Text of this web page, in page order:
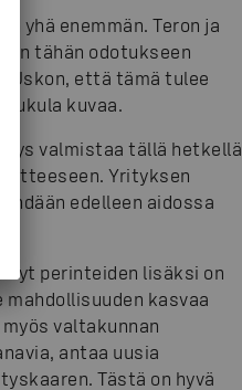
yhä enemmän. Teron ja
tähän odotukseen
Uskon, että tämä tulee
kuvaa.
valmistaa tällä hetkellä
Yrityksen
edelleen aidossa
Nyt perinteiden lisäksi on
kasvaa
valtakunnan
antaa uusia
Tästä on hyvä